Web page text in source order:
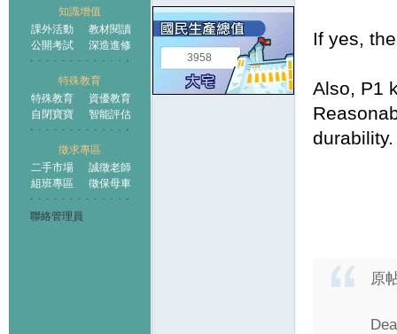
知識增值
課外活動
教材閱讀
公開考試
深造進修
特殊教育
特殊教育
資優教育
自閉寶寶
智能評估
徵求專區
二手市場
誠徵老師
組班專區
徵保母車
聯絡管理員
3958
If yes,
Also, P1
durability.
原